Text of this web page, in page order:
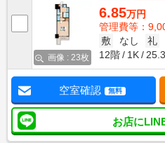
画像 : 23枚
6.85万円
管理費等：
敷
なし 礼
12階
1K
空室確認 無料
お店に